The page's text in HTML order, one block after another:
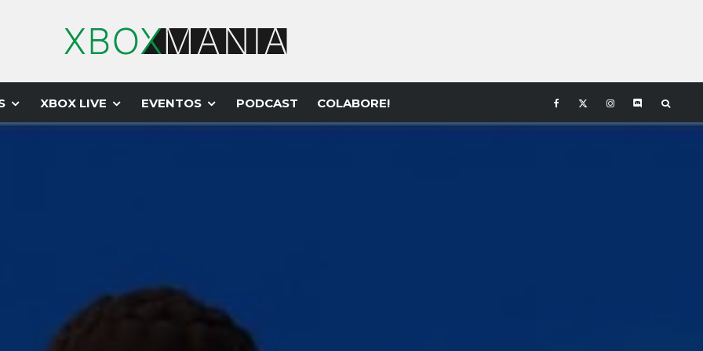
XBOX LIVE EVENTOS PODCAST COLABORE!